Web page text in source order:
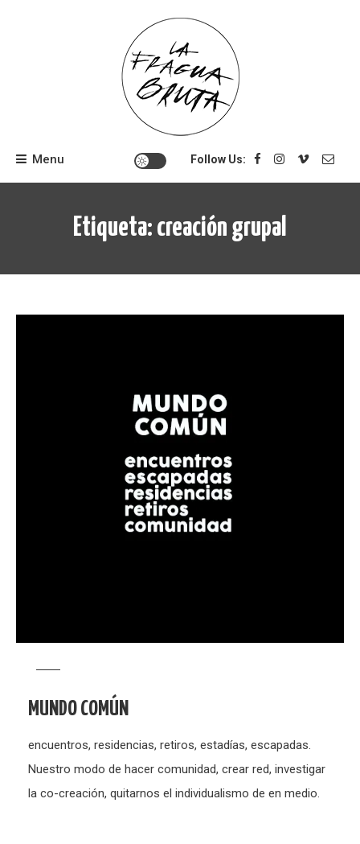
Menu Follow Us:
Etiqueta: creación grupal
MUNDO COMÚN
encuentros, residencias, retiros, estadías, escapadas.
Nuestro modo de hacer comunidad, crear red, investigar
la co-creación, quitarnos el individualismo de en medio.